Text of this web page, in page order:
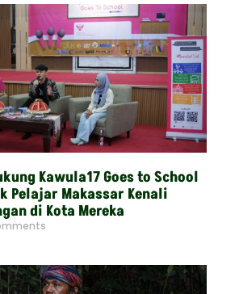
Kawula17 Goes to School
Pelajar Makassar Kenali
di Kota Mereka